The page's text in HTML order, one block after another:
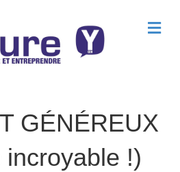
M
e
GÉNÉREUX
!)